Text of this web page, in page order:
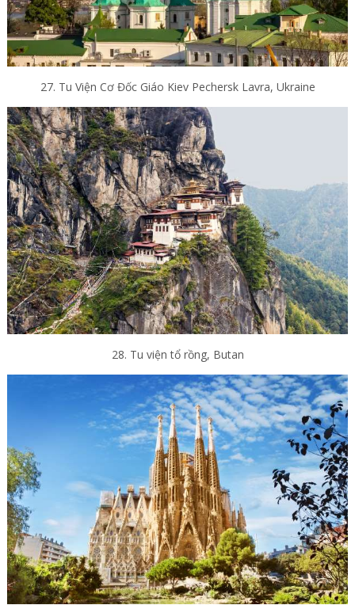
27. Tu Viện Cơ Đốc Giáo Kiev Pechersk Lavra, Ukraine
28. Tu viện tổ rồng, Butan